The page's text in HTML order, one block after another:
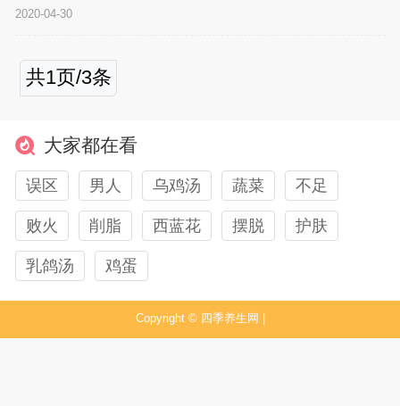
2020-04-30
共1页/3条
大家都在看
误区 男人 乌鸡汤 蔬菜 不足
败火 削脂 西蓝花 摆脱 护肤
乳鸽汤 鸡蛋
Copyright © 四季养生网